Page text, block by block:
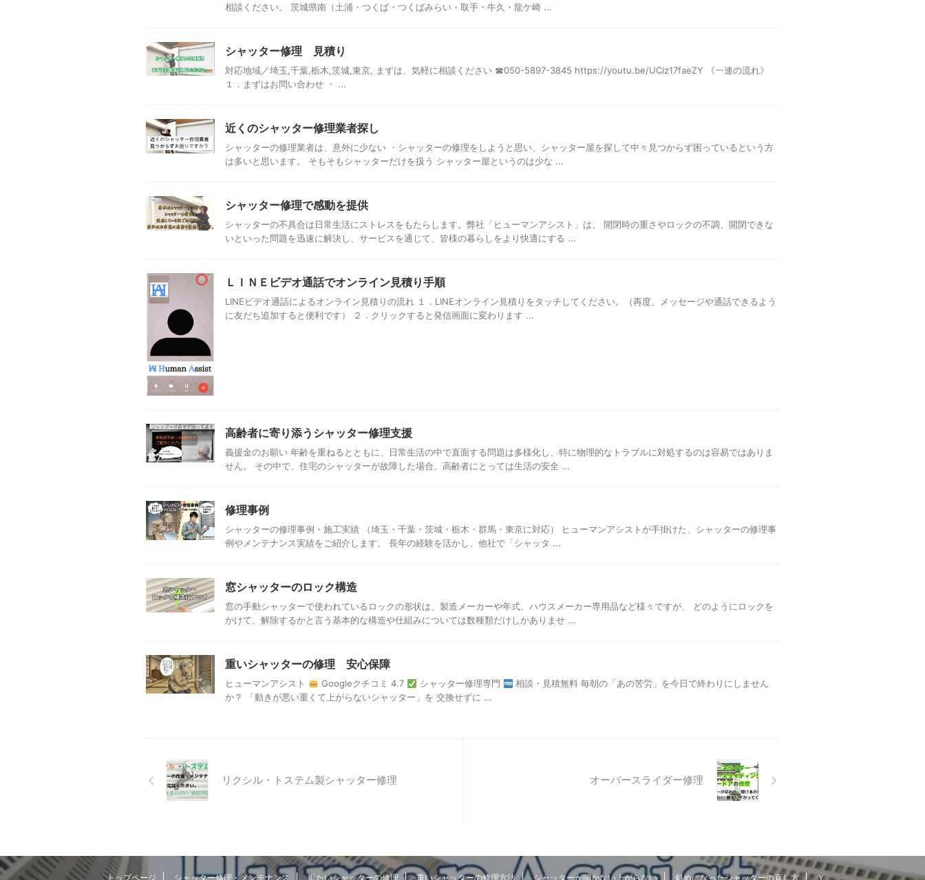
相談ください。 茨城県南（土浦・つくば・つくばみらい・取手・牛久・龍ケ崎 ...
シャッター修理 見積り
対応地域／埼玉,千葉,栃木,茨城,東京, まずは、気軽に相談ください ☎050-5897-3845 https://youtu.be/UCiz17faeZY 《一連の流れ》
１．まずはお問い合わせ ・ ...
近くのシャッター修理業者探し
シャッターの修理業者は、意外に少ない ・シャッターの修理をしようと思い、シャッター屋を探して中々見つからず困っているという方
は多いと思います。 そもそもシャッターだけを扱う シャッター屋というのは少な ...
シャッター修理で感動を提供
シャッターの不具合は日常生活にストレスをもたらします。弊社「ヒューマンアシスト」は、 開閉時の重さやロックの不調、開閉できな
いといった問題を迅速に解決し、サービスを通じて、皆様の暮らしをより快適にする ...
ＬＩＮＥビデオ通話でオンライン見積り手順
LINEビデオ通話によるオンライン見積りの流れ １．LINEオンライン見積りをタッチしてください。（再度、メッセージや通話できるよう
に友だち追加すると便利です） ２．クリックすると発信画面に変わります ...
高齢者に寄り添うシャッター修理支援
義援金のお願い 年齢を重ねるとともに、日常生活の中で直面する問題は多様化し、特に物理的なトラブルに対処するのは容易ではありま
せん。 その中で、住宅のシャッターが故障した場合、高齢者にとっては生活の安全 ...
修理事例
シャッターの修理事例・施工実績 （埼玉・千葉・茨城・栃木・群馬・東京に対応） ヒューマンアシストが手掛けた、シャッターの修理事
例やメンテナンス実績をご紹介します。 長年の経験を活かし、他社で「シャッタ ...
窓シャッターのロック構造
窓の手動シャッターで使われているロックの形状は、製造メーカーや年式、ハウスメーカー専用品など様々ですが、 どのようにロックを
かけて、解除するかと言う基本的な構造や仕組みについては数種類だけしかありませ ...
重いシャッターの修理 安心保障
ヒューマンアシスト Googleクチコミ 4.7 シャッター修理専門
相談・見積無料 毎朝の「あの苦労」を今日で終わりにしません
か？ 「動きが悪い重くて上がらないシャッター」を 交換せずに ...
リクシル・トステム製シャッター修理 オーバースライダー修理
トップページ シャッター修理・メンテナンス 重たいシャッターの修理 重いシャッターの修理方法 シャッターが開かない上がらない 斜めになったシャッターの直し方 Ｙ